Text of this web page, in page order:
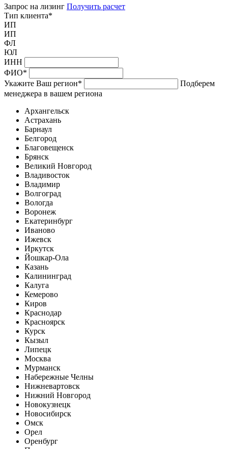
Запрос на лизинг Получить расчет
Тип клиента*
ИП
ИП
ФЛ
ЮЛ
ИНН
ФИО*
Укажите Ваш регион*
Подберем
менеджера в вашем региона
Архангельск
Астрахань
Барнаул
Белгород
Благовещенск
Брянск
Великий Новгород
Владивосток
Владимир
Волгоград
Вологда
Воронеж
Екатеринбург
Иваново
Ижевск
Иркутск
Йошкар-Ола
Казань
Калининград
Калуга
Кемерово
Киров
Краснодар
Красноярск
Курск
Кызыл
Липецк
Москва
Мурманск
Набережные Челны
Нижневартовск
Нижний Новгород
Новокузнецк
Новосибирск
Омск
Орел
Оренбург